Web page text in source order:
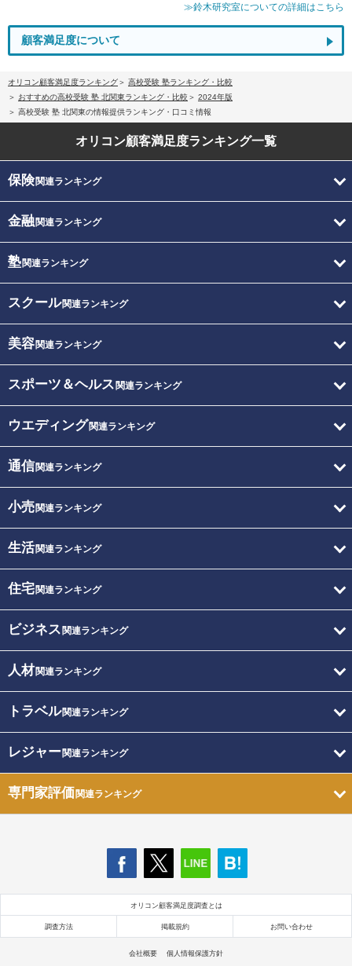
≫鈴木研究室についての詳細はこちら
顧客満足度について
オリコン顧客満足度ランキング
高校受験 塾ランキング・比較
おすすめの高校受験 塾 北関東ランキング・比較
2024年版
高校受験 塾 北関東の情報提供ランキング・口コミ情報
オリコン顧客満足度ランキング一覧
保険関連ランキング
金融関連ランキング
塾関連ランキング
スクール関連ランキング
美容関連ランキング
スポーツ＆ヘルス 関連ランキング
ウエディング関連ランキング
通信関連ランキング
小売関連ランキング
生活関連ランキング
住宅関連ランキング
ビジネス 関連ランキング
人材関連ランキング
トラベル関連ランキング
レジャー関連ランキング
専門家評価関連ランキング
オリコン顧客満足度調査とは
調査方法 掲載規約 お問い合わせ
会社概要 個人情報保護方針